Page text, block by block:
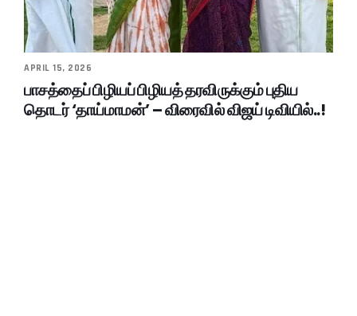
APRIL 15, 2026
பாசத்தைப் பிழியப் பிழியத் தரவிருக்கும் புதிய
தொடர் ‘தாய்மாமன்’ – விரைவில் விஜய் டிவியில்..!